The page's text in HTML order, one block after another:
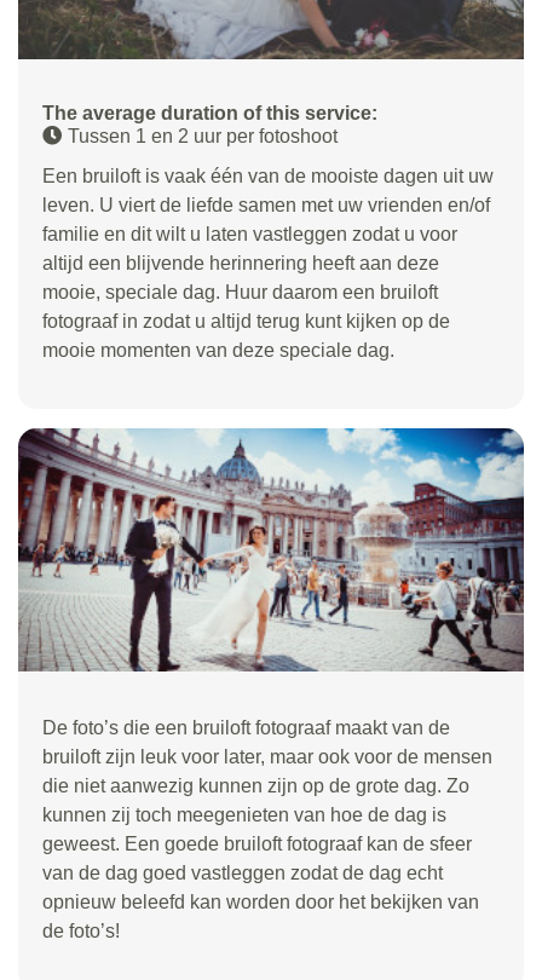
The average duration of this service:
Tussen 1 en 2 uur per fotoshoot
Een bruiloft is vaak één van de mooiste dagen uit uw
leven. U viert de liefde samen met uw vrienden en/of
familie en dit wilt u laten vastleggen zodat u voor
altijd een blijvende herinnering heeft aan deze
mooie, speciale dag. Huur daarom een bruiloft
fotograaf in zodat u altijd terug kunt kijken op de
mooie momenten van deze speciale dag.
De foto’s die een bruiloft fotograaf maakt van de
bruiloft zijn leuk voor later, maar ook voor de mensen
die niet aanwezig kunnen zijn op de grote dag. Zo
kunnen zij toch meegenieten van hoe de dag is
geweest. Een goede bruiloft fotograaf kan de sfeer
van de dag goed vastleggen zodat de dag echt
opnieuw beleefd kan worden door het bekijken van
de foto’s!